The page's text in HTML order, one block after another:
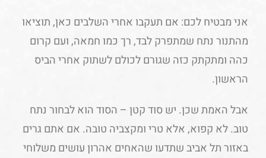
אני מבטיח לכם: אם תעקבו אחרי השלבים כאן, תוציאו
מהתנור נתח שמתפרק לבד, רך כמו חמאה, ועם קרום
כהה ומתקתק כזה שגורם לכולם לשתוק אחרי הביס
הראשון.
אבל האמת שכן. יש סוד קטן – הסוד הוא לבחור נתח
טוב. לא קפוא, אלא טרי ומקצביה טובה. אם אתם גרים
באזור תל אביב שתדעו שהאחים אהרון עושים משלוחי